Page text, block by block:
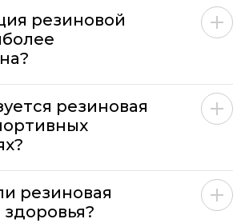
резиновой
резиновая
резиновая